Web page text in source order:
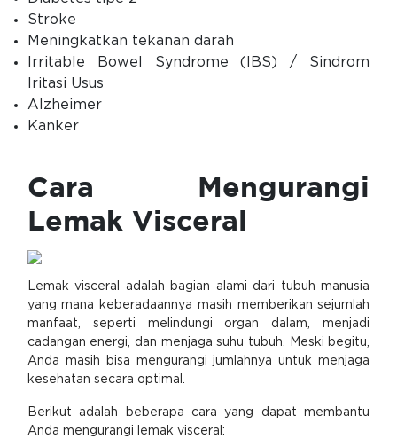
Stroke
Meningkatkan tekanan darah
Irritable Bowel Syndrome (IBS) / Sindrom
Iritasi Usus
Alzheimer
Kanker
Cara Mengurangi
Lemak Visceral
Lemak visceral adalah bagian alami dari tubuh manusia
yang mana keberadaannya masih memberikan sejumlah
manfaat, seperti melindungi organ dalam, menjadi
cadangan energi, dan menjaga suhu tubuh. Meski begitu,
Anda masih bisa mengurangi jumlahnya untuk menjaga
kesehatan secara optimal.
Berikut adalah beberapa cara yang dapat membantu
Anda mengurangi lemak visceral: